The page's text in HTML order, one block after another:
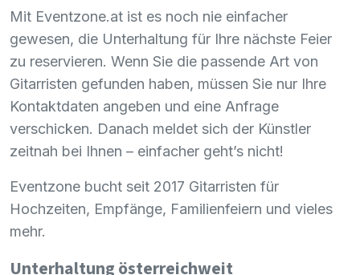
Mit Eventzone.at ist es noch nie einfacher
gewesen, die Unterhaltung für Ihre nächste Feier
zu reservieren. Wenn Sie die passende Art von
Gitarristen gefunden haben, müssen Sie nur Ihre
Kontaktdaten angeben und eine Anfrage
verschicken. Danach meldet sich der Künstler
zeitnah bei Ihnen – einfacher geht’s nicht!
Eventzone bucht seit 2017 Gitarristen für
Hochzeiten, Empfänge, Familienfeiern und vieles
mehr.
Unterhaltung österreichweit